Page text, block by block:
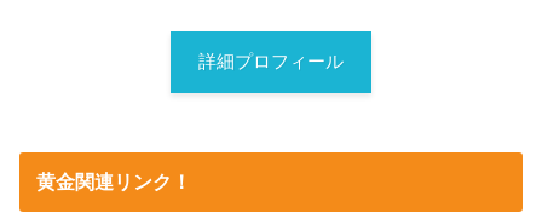
詳細プロフィール
黄金関連リンク！